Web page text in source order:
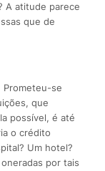
A atitude parece
que de
Prometeu-se
que
possível, é até
o crédito
Um hotel?
por tais